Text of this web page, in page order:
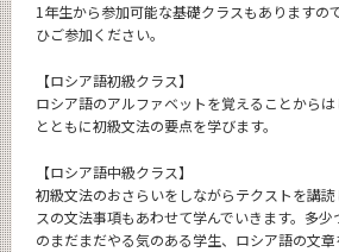
1年生から参加可能な基礎クラスもありますの
ひご参加ください。
【ロシア語初級クラス】
ロシア語のアルファベットを覚えることから
とともに初級文法の要点を学びます。
【ロシア語中級クラス】
初級文法のおさらいをしながらテクストを講
スの文法事項もあわせて学んでいきます。多
のまだまだやる気のある学生、ロシア語の文